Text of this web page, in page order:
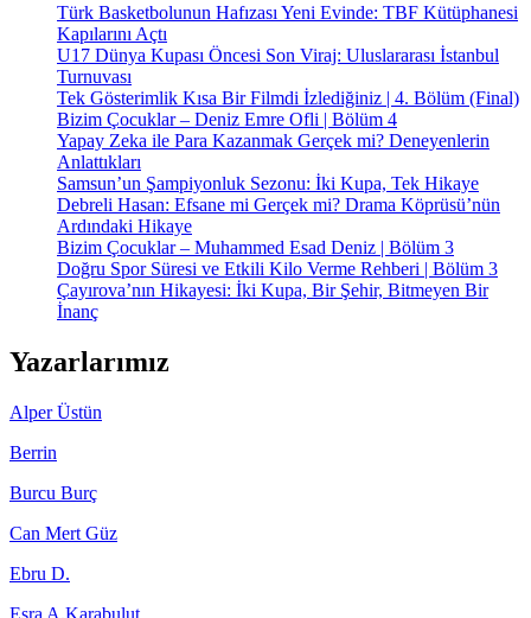
Türk Basketbolunun Hafızası Yeni Evinde: TBF Kütüphanesi
Kapılarını Açtı
U17 Dünya Kupası Öncesi Son Viraj: Uluslararası İstanbul
Turnuvası
Tek Gösterimlik Kısa Bir Filmdi İzlediğiniz | 4. Bölüm (Final)
Bizim Çocuklar – Deniz Emre Ofli | Bölüm 4
Yapay Zeka ile Para Kazanmak Gerçek mi? Deneyenlerin
Anlattıkları
Samsun’un Şampiyonluk Sezonu: İki Kupa, Tek Hikaye
Debreli Hasan: Efsane mi Gerçek mi? Drama Köprüsü’nün
Ardındaki Hikaye
Bizim Çocuklar – Muhammed Esad Deniz | Bölüm 3
Doğru Spor Süresi ve Etkili Kilo Verme Rehberi | Bölüm 3
Çayırova’nın Hikayesi: İki Kupa, Bir Şehir, Bitmeyen Bir
İnanç
Yazarlarımız
Alper Üstün
Berrin
Burcu Burç
Can Mert Güz
Ebru D.
Esra A.Karabulut